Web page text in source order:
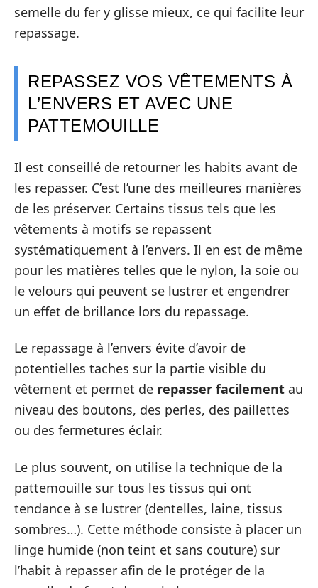
semelle du fer y glisse mieux, ce qui facilite leur
repassage.
REPASSEZ VOS VÊTEMENTS À
L’ENVERS ET AVEC UNE
PATTEMOUILLE
Il est conseillé de retourner les habits avant de
les repasser. C’est l’une des meilleures manières
de les préserver. Certains tissus tels que les
vêtements à motifs se repassent
systématiquement à l’envers. Il en est de même
pour les matières telles que le nylon, la soie ou
le velours qui peuvent se lustrer et engendrer
un effet de brillance lors du repassage.
Le repassage à l’envers évite d’avoir de
potentielles taches sur la partie visible du
vêtement et permet de repasser facilement au
niveau des boutons, des perles, des paillettes
ou des fermetures éclair.
Le plus souvent, on utilise la technique de la
pattemouille sur tous les tissus qui ont
tendance à se lustrer (dentelles, laine, tissus
sombres…). Cette méthode consiste à placer un
linge humide (non teint et sans couture) sur
l’habit à repasser afin de le protéger de la